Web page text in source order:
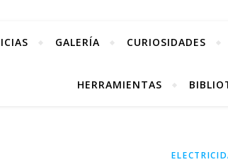
GALERÍA CURIOSIDADES
HERRAMIENTAS